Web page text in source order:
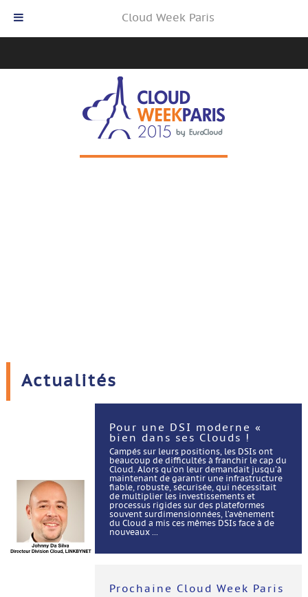
Actualités
Pour une DSI moderne «
bien dans ses Clouds !
Campés sur leurs positions, les DSIs ont
beaucoup de difficultés à franchir le cap du
Cloud. Alors qu’on leur demandait jusqu’à
maintenant de garantir une infrastructure
fiable, robuste, sécurisée, qui nécessitait
de multiplier les investissements et
processus rigides sur des plateformes
souvent surdimensionnées, l’avènement
du Cloud a mis ces mêmes DSIs face à de
nouveaux ...
Prochaine Cloud Week Paris
Cloud Week Paris